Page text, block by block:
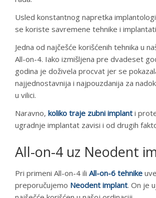
Usled konstantnog napretka
se koriste savremene tehnike i
Jedna od najčešće korišćenih tehnika u
All-on-4. Iako izmišljena pre dvadeset
godina je doživela procvat jer se
najjednostavnija i najpouzdanija za
u vilici.
Naravno, koliko traje zubni implant i
ugradnje implantat zavisi i od drugih
All-on-4 uz Neodent
Pri primeni All-on-4 ili All-on-6 tehnike
preporučujemo Neodent implant. On je